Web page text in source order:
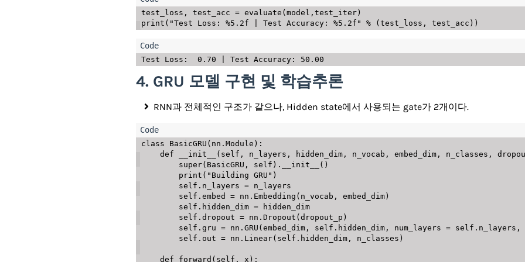
test_loss , test_acc = evaluate ( model , test_iter )
print ( "Test Loss: %5.2f | Test Accuracy: %5.2f" % ( test_loss , test_acc ) )
4. GRU 모델 구현 및 학습추론
RNN과 전체적인 구조가 같으나, Hidden state에서 사용되는 gate가 2개이다.
class BasicGRU ( nn . Module ) :
def
__init__ ( self , n_layers , hidden_dim , n_vocab , embed_dim , n_classes ,
super( BasicGRU , self ) . __init__ ( )
print ( "Building GRU" )
        self
. n_layers = n_layers
        self
. embed = nn . Embedding ( n_vocab , embed_dim )
        self
. hidden_dim = hidden_dim
        self
. dropout = nn . Dropout ( dropout_p )
        self
. gru = nn . GRU ( embed_dim , self . hidden_dim , num_layers = self . n_layers ,
        self
. out = nn . Linear( self . hidden_dim , n_classes )
def forward ( self , x ) :